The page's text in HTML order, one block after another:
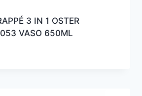
3 IN 1 OSTER
VASO 650ML